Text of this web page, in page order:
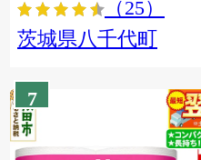
（25）
茨城県八千代町
7